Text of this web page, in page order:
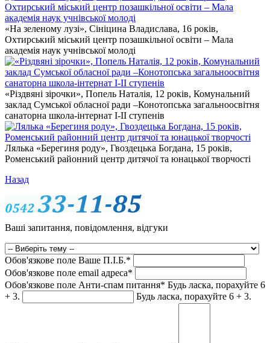
«На зеленому лузі», Сініцина Владислава, 16 років,
Охтирський міський центр позашкільної освіти – Мала
академія наук учнівської молоді
«Різдвяні зірочки», Попель Наталія, 12 років, Комунальний
заклад Сумської обласної ради –Конотопська загальноосвітня
санаторна школа-інтернат І-ІІ ступенів
Лялька «Берегиня роду», Гвоздецька Богдана, 15 років,
Роменський районний центр дитячої та юнацької творчості
Назад
Ваші запитання, повідомлення, відгуки
Обов'язкове поле Ваше П.I.Б.*
Обов'язкове поле email адреса*
Обов'язкове поле Анти-спам питання* Будь ласка, порахуйте 6
+ 3.
Будь ласка, порахуйте 6 + 3.